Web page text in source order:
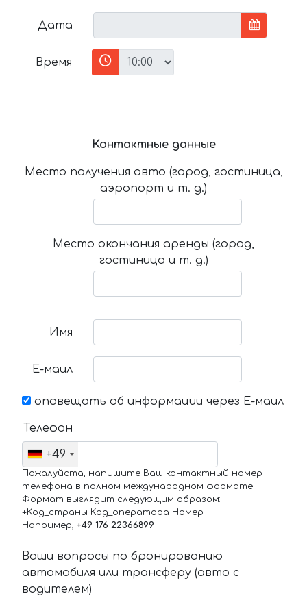
Дата
Время
Контактные данные
Место получения авто (город, гостиница,
аэропорт и т. д.)
Место окончания аренды (город,
гостиница и т. д.)
Имя
Е-маил
оповещать об информации через Е-маил
Телефон
+49
Пожалуйста, напишите Ваш контактный номер
телефона в полном международном формате.
Формат выглядит следующим образом:
+Код_страны Код_оператора Номер
Например, +49 176 22366899
Ваши вопросы по бронированию
автомобиля или трансферу (авто с
водителем)